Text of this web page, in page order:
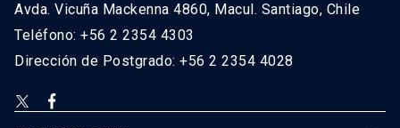
Avda. Vicuña Mackenna 4860, Macul. Santiago, Chile
Teléfono: +56 2 2354 4303
Dirección de Postgrado: +56 2 2354 4028